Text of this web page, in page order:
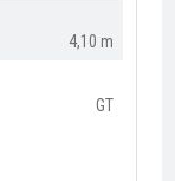
4,10 m
GT